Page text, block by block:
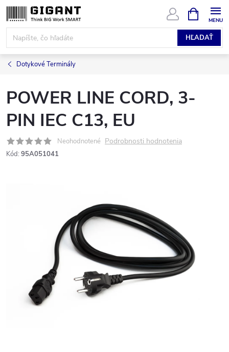
Prejsť
na
obsah
HĽADAŤ
KOŠÍK
Dotykové Terminály
POWER LINE CORD, 3-
PIN IEC C13, EU
Neohodnotené Podrobnosti hodnotenia
Kód: 95A051041